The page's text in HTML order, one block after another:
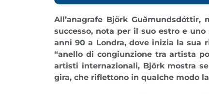
All’anagrafe Björk
successo, nota per il suo estro e uno
anni 90 a Londra, dove inizia la sua
“anello di congiunzione tra artista
artisti internazionali, Björk mostra
gira, che riflettono in qualche modo